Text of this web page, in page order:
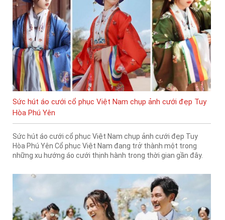
Sức hút áo cưới cổ phục Việt Nam chụp ảnh cưới đẹp Tuy
Hòa Phú Yên
Sức hút áo cưới cổ phục Việt Nam chụp ảnh cưới đẹp Tuy
Hòa Phú Yên Cổ phục Việt Nam đang trở thành một trong
những xu hướng áo cưới thịnh hành trong thời gian gần đây.